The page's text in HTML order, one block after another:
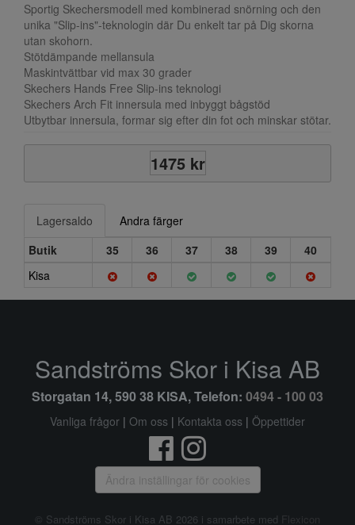
Sportig Skechersmodell med kombinerad snörning och den
unika "Slip-ins"-teknologin där Du enkelt tar på Dig skorna
utan skohorn.
Stötdämpande mellansula
Maskintvättbar vid max 30 grader
Skechers Hands Free Slip-ins teknologi
Skechers Arch Fit innersula med inbyggt bågstöd
Utbytbar innersula, formar sig efter din fot och minskar stötar.
1475 kr
Lagersaldo
Andra färger
Butik
35 36 37 38 39
40
Kisa
Sandströms Skor i Kisa AB
Storgatan 14, 590 38 KISA, Telefon: 0494 - 100 03
Vanliga frågor | Om oss | Kontakta oss | Öppettider
Ändra inställingar för cookies
© Sandströms Skor i Kisa AB 2026 i samarbete med Flexicon